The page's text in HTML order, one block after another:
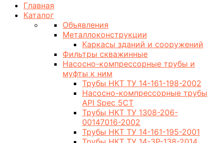
Главная
Каталог
Объявления
Металлоконструкции
Каркасы зданий и сооружений
Фильтры скважинные
Насосно-компрессорные трубы и
муфты к ним
Трубы НКТ ТУ 14-161-198-2002
Насосно-компрессорные трубы
API Spec 5CT
Трубы НКТ ТУ 1308-206-
00147016-2002
Трубы НКТ ТУ 14-161-195-2001